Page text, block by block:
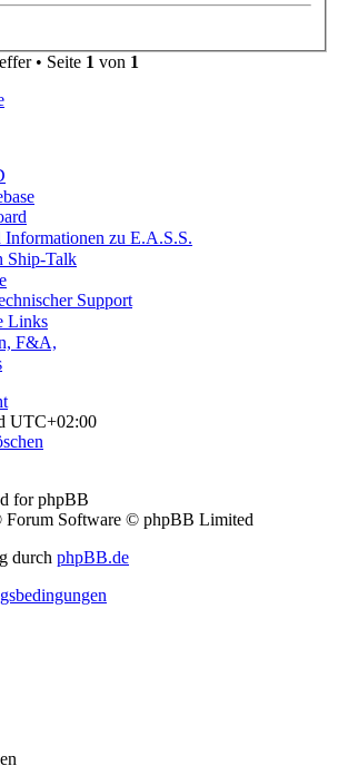
• Seite 1 von 1
zu E.A.S.S.
Talk
Support
Links
F&A,
UTC+02:00
for phpBB
Software © phpBB Limited
durch phpBB.de